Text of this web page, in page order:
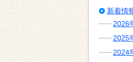
新着情
2026
2025
2024